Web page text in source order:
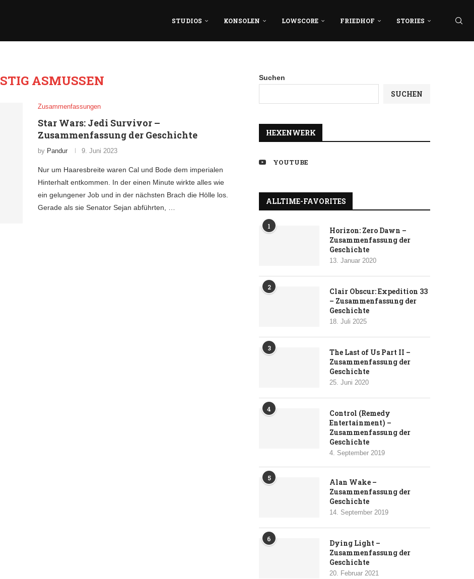
STUDIOS KONSOLEN LOWSCORE FRIEDHOF STORIES
STIG ASMUSSEN
Zusammenfassungen
Star Wars: Jedi Survivor –
Zusammenfassung der Geschichte
by Pandur 9. Juni 2023
Nur um Haaresbreite waren Cal und Bode dem imperialen
Hinterhalt entkommen. In der einen Minute wirkte alles wie
ein gelungener Job und in der nächsten Brach die Hölle los.
Gerade als sie Senator Sejan abführten, …
Suchen
SUCHEN
HEXENWERK
YOUTUBE
ALLTIME-FAVORITES
1
Horizon: Zero Dawn –
Zusammenfassung der
Geschichte
13. Januar 2020
2
Clair Obscur: Expedition 33
– Zusammenfassung der
Geschichte
18. Juli 2025
3
The Last of Us Part II –
Zusammenfassung der
Geschichte
25. Juni 2020
4
Control (Remedy
Entertainment) –
Zusammenfassung der
Geschichte
4. September 2019
5
Alan Wake –
Zusammenfassung der
Geschichte
14. September 2019
6
Dying Light –
Zusammenfassung der
Geschichte
20. Februar 2021